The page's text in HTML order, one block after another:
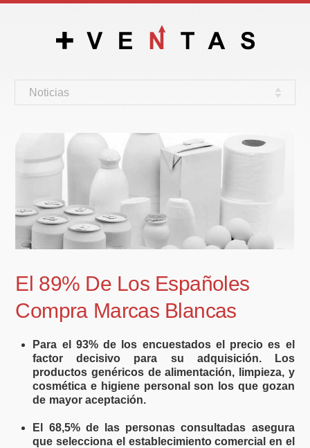
Noticias
El 89% De Los Españoles
Compra Marcas Blancas
Para el 93% de los encuestados el precio es el
factor decisivo para su adquisición. Los
productos genéricos de alimentación, limpieza, y
cosmética e higiene personal son los que gozan
de mayor aceptación.
El 68,5% de las personas consultadas asegura
que selecciona el establecimiento comercial en el